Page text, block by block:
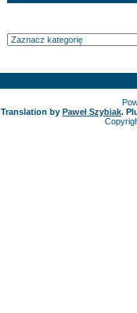
Translation by Paweł Szybiak.